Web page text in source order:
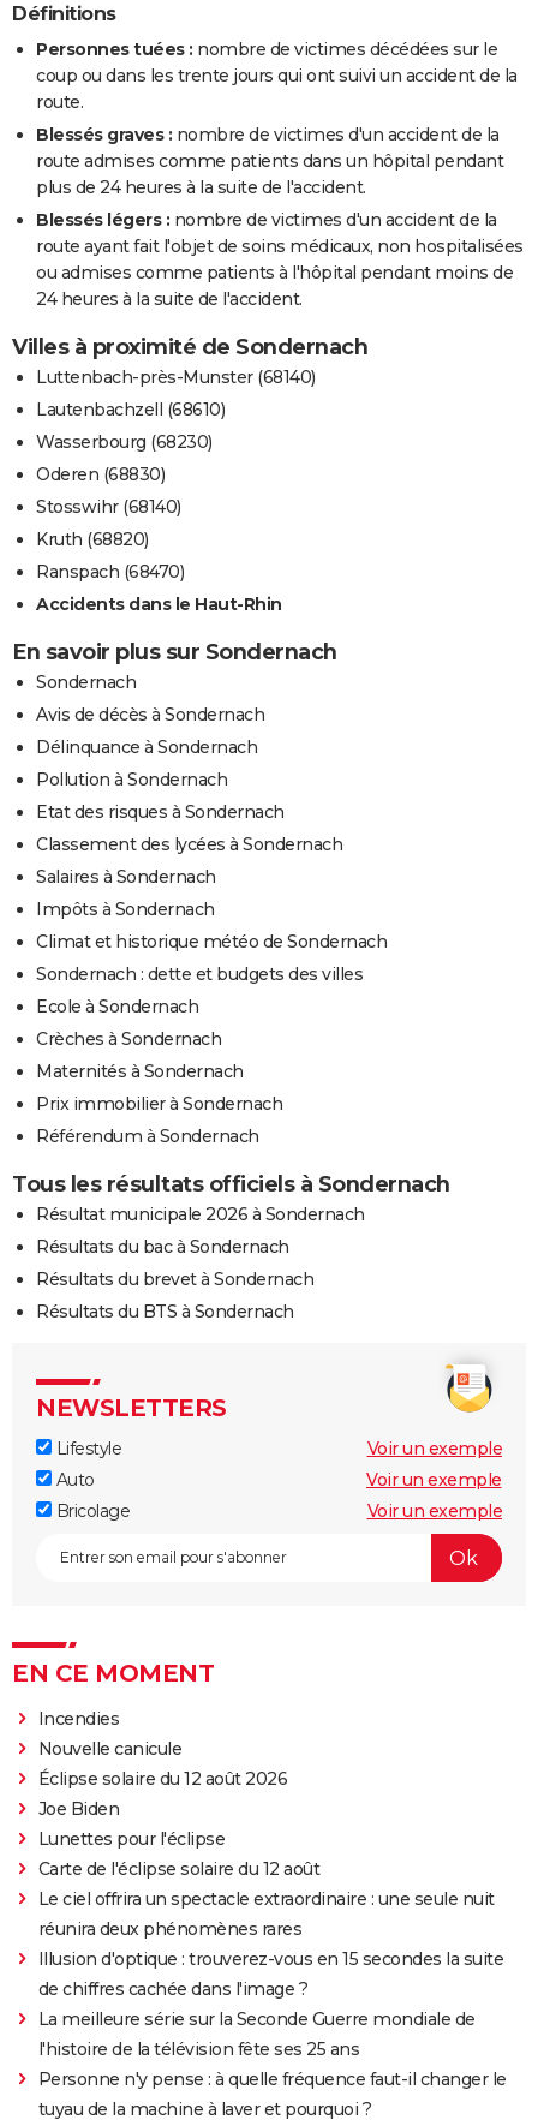
Définitions
Personnes tuées : nombre de victimes décédées sur le
coup ou dans les trente jours qui ont suivi un accident de la
route.
Blessés graves : nombre de victimes d'un accident de la
route admises comme patients dans un hôpital pendant
plus de 24 heures à la suite de l'accident.
Blessés légers : nombre de victimes d'un accident de la
route ayant fait l'objet de soins médicaux, non hospitalisées
ou admises comme patients à l'hôpital pendant moins de
24 heures à la suite de l'accident.
Villes à proximité de Sondernach
Luttenbach-près-Munster (68140)
Lautenbachzell (68610)
Wasserbourg (68230)
Oderen (68830)
Stosswihr (68140)
Kruth (68820)
Ranspach (68470)
Accidents dans le Haut-Rhin
En savoir plus sur Sondernach
Sondernach
Avis de décès à Sondernach
Délinquance à Sondernach
Pollution à Sondernach
Etat des risques à Sondernach
Classement des lycées à Sondernach
Salaires à Sondernach
Impôts à Sondernach
Climat et historique météo de Sondernach
Sondernach : dette et budgets des villes
Ecole à Sondernach
Crèches à Sondernach
Maternités à Sondernach
Prix immobilier à Sondernach
Référendum à Sondernach
Tous les résultats officiels à Sondernach
Résultat municipale 2026 à Sondernach
Résultats du bac à Sondernach
Résultats du brevet à Sondernach
Résultats du BTS à Sondernach
NEWSLETTERS
Lifestyle
Voir un exemple
Auto
Voir un exemple
Bricolage
Voir un exemple
EN CE MOMENT
Incendies
Nouvelle canicule
Éclipse solaire du 12 août 2026
Joe Biden
Lunettes pour l'éclipse
Carte de l'éclipse solaire du 12 août
Le ciel offrira un spectacle extraordinaire : une seule nuit
réunira deux phénomènes rares
Illusion d'optique : trouverez-vous en 15 secondes la suite
de chiffres cachée dans l'image ?
La meilleure série sur la Seconde Guerre mondiale de
l'histoire de la télévision fête ses 25 ans
Personne n'y pense : à quelle fréquence faut-il changer le
tuyau de la machine à laver et pourquoi ?